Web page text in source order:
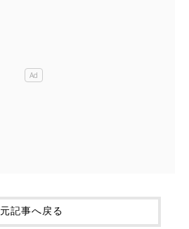
元記事へ戻る